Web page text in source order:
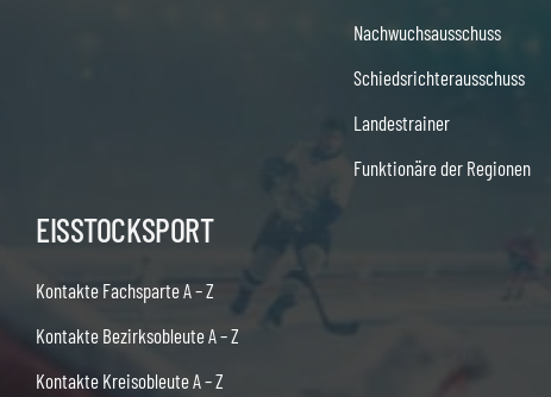
Nachwuchsausschuss
Schiedsrichterausschuss
Landestrainer
Funktionäre der Regionen
EISSTOCKSPORT
Kontakte Fachsparte A – Z
Kontakte Bezirksobleute A – Z
Kontakte Kreisobleute A – Z